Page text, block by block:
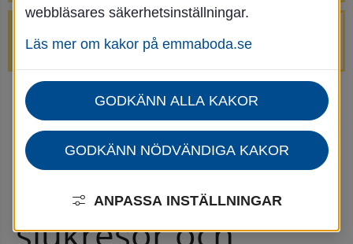
avstängda.
Startsida
Omsorg, stöd & hjälp
Stöd i livet för vuxna, barn och familjer
Färdtjänst, sjukresor, parkeringstillstånd
Färdtjänst,
sjukresor och
webbläsares säkerhetsinställningar.
Läs mer om kakor på emmaboda.se
GODKÄNN ALLA KAKOR
GODKÄNN NÖDVÄNDIGA KAKOR
ANPASSA INSTÄLLNINGAR